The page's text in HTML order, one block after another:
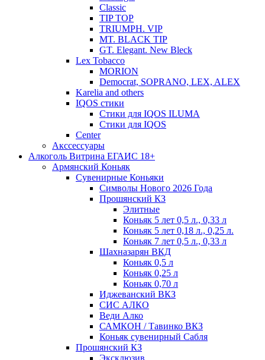
Classic
TIP TOP
TRIUMPH. VIP
MT. BLACK TIP
GT. Elegant. New Bleck
Lex Tobacco
MORION
Democrat, SOPRANO, LEX, ALEX
Karelia and others
IQOS стики
Стики для IQOS ILUMA
Стики для IQOS
Сenter
Акссессуары
Алкоголь Витрина ЕГАИС 18+
Армянский Коньяк
Сувенирные Коньяки
Символы Нового 2026 Года
Прошянский КЗ
Элитные
Коньяк 5 лет 0,5 л., 0,33 л
Коньяк 5 лет 0,18 л., 0,25 л.
Коньяк 7 лет 0,5 л., 0,33 л
Шахназарян ВКД
Коньяк 0,5 л
Коньяк 0,25 л
Коньяк 0,70 л
Иджеванский ВКЗ
СИС АЛКО
Веди Алко
САМКОН / Тавинко ВКЗ
Коньяк сувенирный Сабля
Прошянский КЗ
Эксклюзив